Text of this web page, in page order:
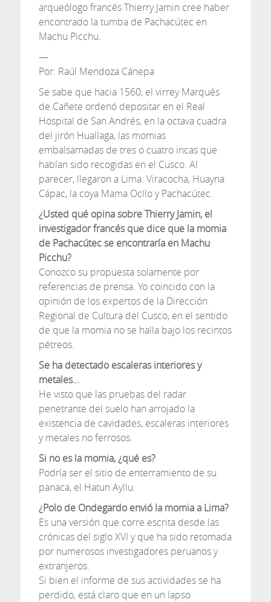
arqueólogo francés Thierry Jamin cree haber
encontrado la tumba de Pachacútec en
Machu Picchu.
—
Por: Raúl Mendoza Cánepa
Se sabe que hacia 1560, el virrey Marqués
de Cañete ordenó depositar en el Real
Hospital de San Andrés, en la octava cuadra
del jirón Huallaga, las momias
embalsamadas de tres o cuatro incas que
habían sido recogidas en el Cusco. Al
parecer, llegaron a Lima: Viracocha, Huayna
Cápac, la coya Mama Ocllo y Pachacútec.
¿Usted qué opina sobre Thierry Jamin, el
investigador francés que dice que la momia
de Pachacútec se encontraría en Machu
Picchu?
Conozco su propuesta solamente por
referencias de prensa. Yo coincido con la
opinión de los expertos de la Dirección
Regional de Cultura del Cusco, en el sentido
de que la momia no se halla bajo los recintos
pétreos.
Se ha detectado escaleras interiores y
metales…
He visto que las pruebas del radar
penetrante del suelo han arrojado la
existencia de cavidades, escaleras interiores
y metales no ferrosos.
Si no es la momia, ¿qué es?
Podría ser el sitio de enterramiento de su
panaca, el Hatun Ayllu.
¿Polo de Ondegardo envió la momia a Lima?
Es una versión que corre escrita desde las
crónicas del siglo XVI y que ha sido retomada
por numerosos investigadores peruanos y
extranjeros.
Si bien el informe de sus actividades se ha
perdido, está claro que en un lapso